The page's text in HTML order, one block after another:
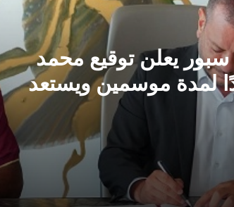
يعلن توقيع محمد
لمدة موسمين ويستعد